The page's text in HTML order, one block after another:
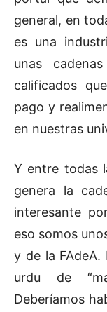
general, en
es una
unas
calificados
pago y
en nuestras
Y entre todas
genera la
interesante
eso somos
y de la
urdu de
Deberíamos